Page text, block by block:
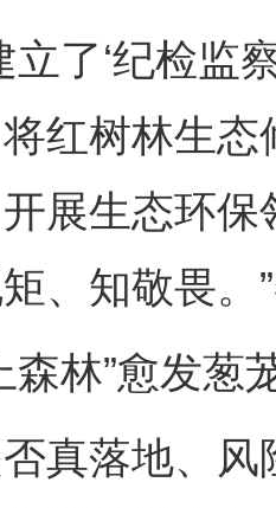
‘纪检监察
红树林生
展生态环
、知敬畏。
林”愈发葱
落地、风